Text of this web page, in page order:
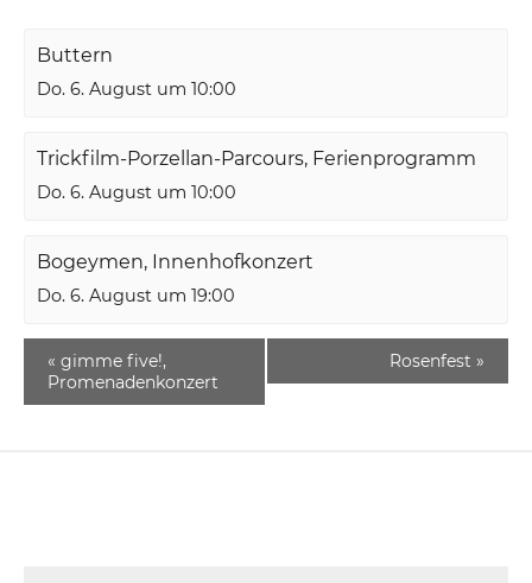
Buttern
Do. 6. August um 10:00
Trickfilm-Porzellan-Parcours, Ferienprogramm
Do. 6. August um 10:00
Bogeymen, Innenhofkonzert
Do. 6. August um 19:00
« gimme five!,
Promenadenkonzert
Rosenfest »